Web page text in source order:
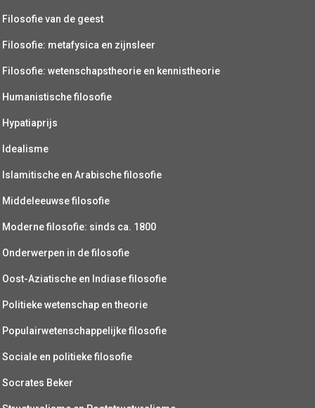
Filosofie van de geest
Filosofie: metafysica en zijnsleer
Filosofie: wetenschapstheorie en kennistheorie
Humanistische filosofie
Hypatiaprijs
Idealisme
Islamitische en Arabische filosofie
Middeleeuwse filosofie
Moderne filosofie: sinds ca. 1800
Onderwerpen in de filosofie
Oost-Aziatische en Indiase filosofie
Politieke wetenschap en theorie
Populairwetenschappelijke filosofie
Sociale en politieke filosofie
Socrates Beker